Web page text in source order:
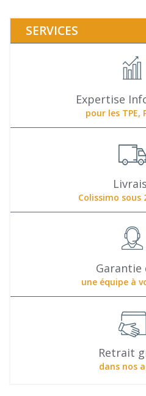
SERVICES
Expertise
pour les TPE,
Colissimo sous
Garantie
une équipe à
Retrait
dans nos